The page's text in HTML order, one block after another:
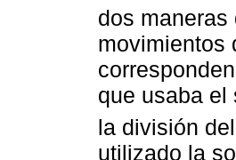
dos maneras
movimientos
que usaba el
la división
utilizado la